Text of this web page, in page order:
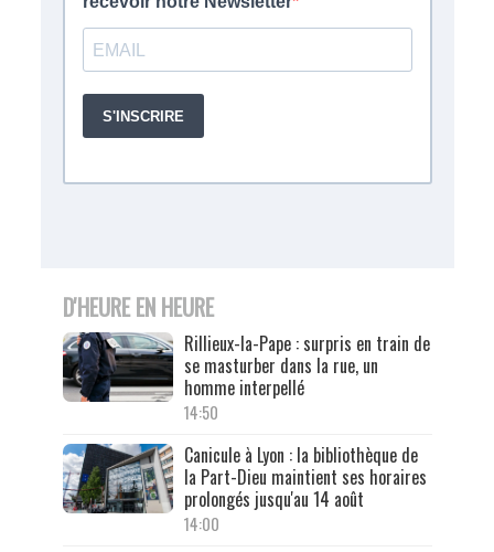
D'HEURE EN HEURE
Rillieux-la-Pape : surpris en train de
se masturber dans la rue, un
homme interpellé
14:50
Canicule à Lyon : la bibliothèque de
la Part-Dieu maintient ses horaires
prolongés jusqu'au 14 août
14:00